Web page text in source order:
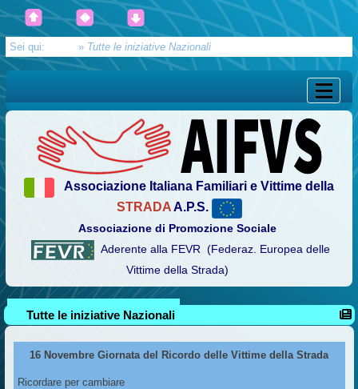
Sei qui: » Tutte le iniziative Nazionali
Associazione Italiana Familiari e Vittime della
STRADAA.P.S.
Associazione di Promozione Sociale
Aderente alla FEVR (Federaz. Europea delle
Vittime della Strada)
Tutte le iniziative Nazionali
16 Novembre Giornata del Ricordo delle Vittime della Strada
Ricordare per cambiare